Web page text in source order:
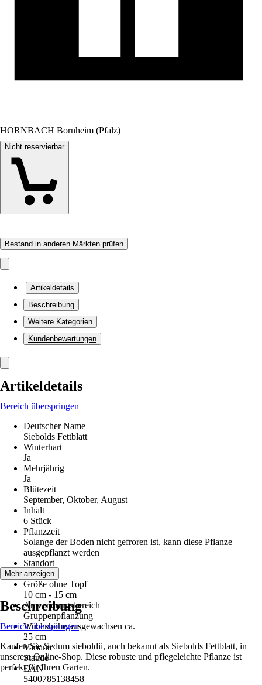
HORNBACH Bornheim (Pfalz)
Nicht reservierbar
Bestand in anderen Märkten prüfen
Artikeldetails
Beschreibung
Weitere Kategorien
Kundenbewertungen
Artikeldetails
Bereich überspringen
Deutscher Name
Siebolds Fettblatt
Winterhart
Ja
Mehrjährig
Ja
Blütezeit
September, Oktober, August
Inhalt
6 Stück
Pflanzzeit
Solange der Boden nicht gefroren ist, kann diese Pflanze
ausgepflanzt werden
Standort
Sonne
Größe ohne Topf
10 cm - 15 cm
Anwendungsbereich
Gruppenpflanzung
Wuchshöhe ausgewachsen ca.
25 cm
Variante
Staude
EAN
5400785138458
Mehr anzeigen
Beschreibung
Bereich überspringen
Kaufen Sie Sedum sieboldii, auch bekannt als Siebolds Fettblatt, in
unserem Online-Shop. Diese robuste und pflegeleichte Pflanze ist
perfekt für Ihren Garten.